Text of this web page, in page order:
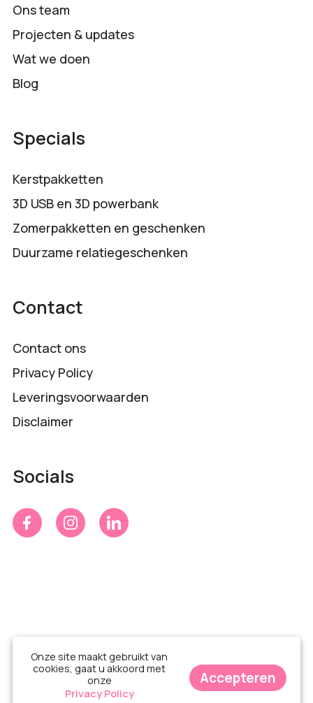
Ons team
Projecten & updates
Wat we doen
Blog
Specials
Kerstpakketten
3D USB en 3D powerbank
Zomerpakketten en geschenken
Duurzame relatiegeschenken
Contact
Contact ons
Privacy Policy
Leveringsvoorwaarden
Disclaimer
Socials
Onze site maakt gebruikt van
cookies, gaat u akkoord met
onze
Privacy Policy
Accepteren